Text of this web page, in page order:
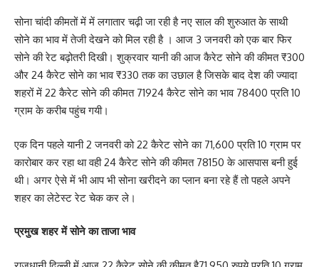
सोना चांदी कीमतों में में लगातार चढ़ी जा रही है नए साल की शुरुआत के साथी
सोने का भाव में तेजी देखने को मिल रही है । आज 3 जनवरी को एक बार फिर
सोने की रेट बढ़ोतरी दिखी। शुक्रवार यानी की आज कैरेट सोने की कीमत ₹300
और 24 कैरेट सोने का भाव ₹330 तक का उछाल है जिसके बाद देश की ज्यादा
शहरों में 22 कैरेट सोने की कीमत 71924 कैरेट सोने का भाव 78400 प्रति 10
ग्राम के करीब पहुंच गयी।
एक दिन पहले यानी 2 जनवरी को 22 कैरेट सोने का 71,600 प्रति 10 ग्राम पर
कारोबार कर रहा था वही 24 कैरेट सोने की कीमत 78150 के आसपास बनी हुई
थी। अगर ऐसे में भी आप भी सोना खरीदने का प्लान बना रहे हैं तो पहले अपने
शहर का लेटेस्ट रेट चेक कर ले।
प्रमुख शहर में सोने का ताजा भाव